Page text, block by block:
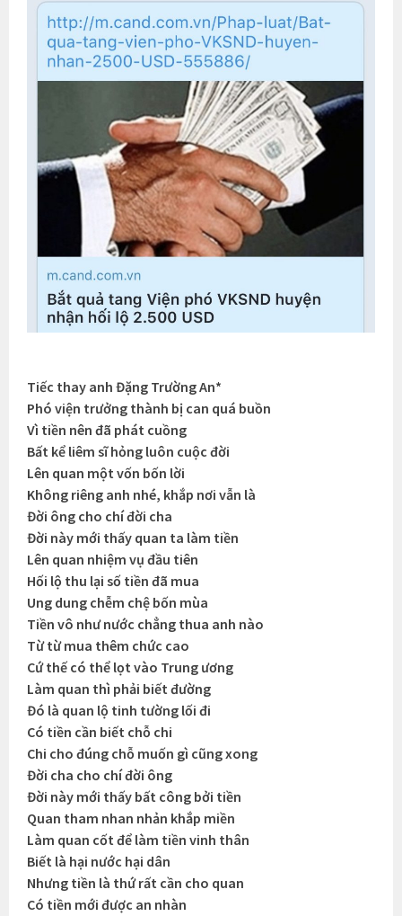
Tiếc thay anh Đặng Trường An*
Phó viện trưởng thành bị can quá buồn
Vì tiền nên đã phát cuồng
Bất kể liêm sĩ hỏng luôn cuộc đời
Lên quan một vốn bốn lời
Không riêng anh nhé, khắp nơi vẫn là
Đời ông cho chí đời cha
Đời này mới thấy quan ta làm tiền
Lên quan nhiệm vụ đầu tiên
Hối lộ thu lại số tiền đã mua
Ung dung chễm chệ bốn mùa
Tiền vô như nước chẳng thua anh nào
Từ từ mua thêm chức cao
Cứ thế có thể lọt vào Trung ương
Làm quan thì phải biết đường
Đó là quan lộ tinh tường lối đi
Có tiền cần biết chỗ chi
Chi cho đúng chỗ muốn gì cũng xong
Đời cha cho chí đời ông
Đời này mới thấy bất công bởi tiền
Quan tham nhan nhản khắp miền
Làm quan cốt để làm tiền vinh thân
Biết là hại nước hại dân
Nhưng tiền là thứ rất cần cho quan
Có tiền mới được an nhàn